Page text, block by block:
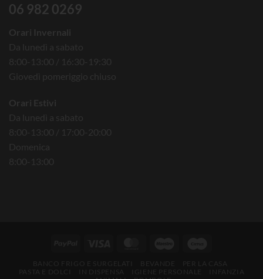
06 982 0269
Orari Invernali
Da lunedì a sabato
8:00-13:00 / 16:30-19:30
Giovedì pomeriggio chiuso
Orari Estivi
Da lunedì a sabato
8:00-13:00 / 17:00-20:00
Domenica
8:00-13:00